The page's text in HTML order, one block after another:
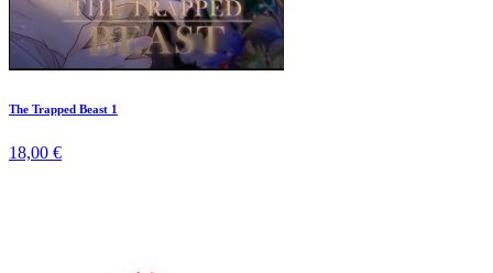
The Trapped Beast 1
18,00 €